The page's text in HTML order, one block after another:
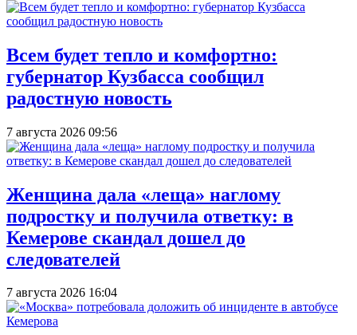
Всем будет тепло и комфортно:
губернатор Кузбасса сообщил
радостную новость
7 августа 2026 09:56
Женщина дала «леща» наглому
подростку и получила ответку: в
Кемерове скандал дошел до
следователей
7 августа 2026 16:04